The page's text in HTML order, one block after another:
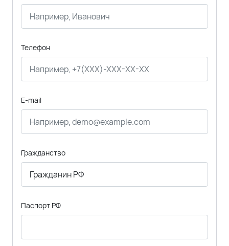
Телефон
E-mail
Гражданство
Паспорт РФ